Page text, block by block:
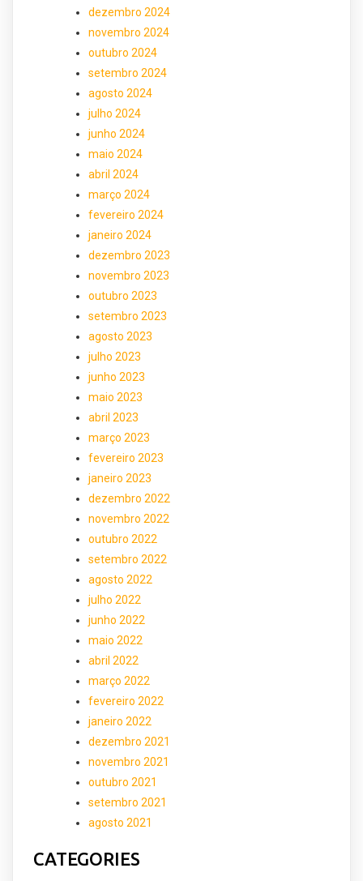
dezembro 2024
novembro 2024
outubro 2024
setembro 2024
agosto 2024
julho 2024
junho 2024
maio 2024
abril 2024
março 2024
fevereiro 2024
janeiro 2024
dezembro 2023
novembro 2023
outubro 2023
setembro 2023
agosto 2023
julho 2023
junho 2023
maio 2023
abril 2023
março 2023
fevereiro 2023
janeiro 2023
dezembro 2022
novembro 2022
outubro 2022
setembro 2022
agosto 2022
julho 2022
junho 2022
maio 2022
abril 2022
março 2022
fevereiro 2022
janeiro 2022
dezembro 2021
novembro 2021
outubro 2021
setembro 2021
agosto 2021
CATEGORIES